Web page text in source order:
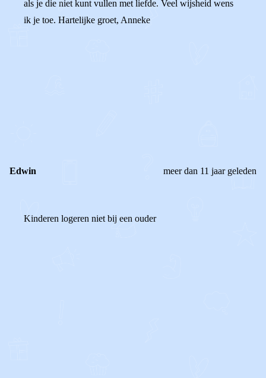
als je die niet kunt vullen met liefde. Veel wijsheid wens
ik je toe. Hartelijke groet, Anneke
Edwin meer dan 11 jaar geleden
Kinderen logeren niet bij een ouder